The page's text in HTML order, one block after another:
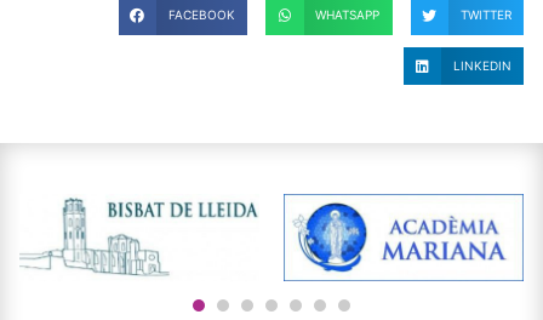
FACEBOOK WHATSAPP TWITTER
LINKEDIN